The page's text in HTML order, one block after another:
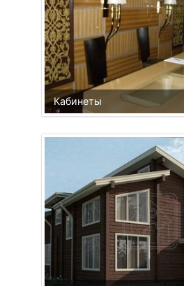
Кабинеты